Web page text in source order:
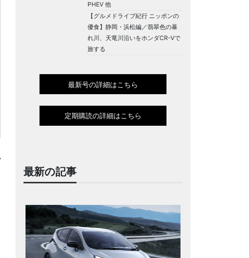
PHEV 他
【グルメドライブ紀行 ニッポンの
優食】静岡・浜松編／翡翠色の暴
れ川、天竜川沿いをホンダCR-Vで
旅する
最新号の詳細はこちら
定期購読の詳細はこちら
最新の記事